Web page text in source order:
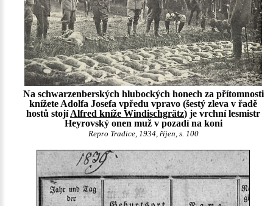
Na schwarzenberských hlubockých honech za přítomnosti
knížete Adolfa Josefa vpředu vpravo (šestý zleva v řadě
hostů stojíAlfred kníže Windischgrätz) je vrchní lesmistr
Heyrovský onen muž v pozadí na koni
Repro Tradice, 1934, říjen, s. 100